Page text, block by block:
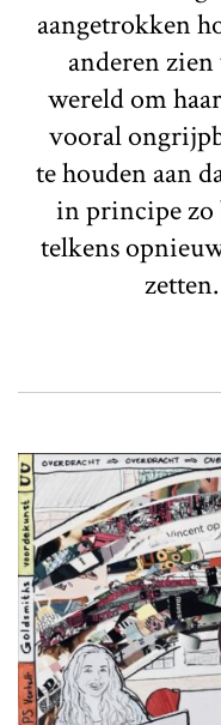
aangetrokken
anderen
wereld om
vooral
te houden aan
in principe zo
telkens
zetten.